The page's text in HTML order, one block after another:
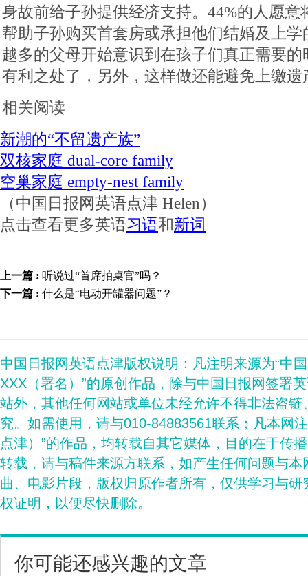
身故前给子孙提供经济支持。44%的人愿意
帮助子孙购买首套房或承担他们结婚及上
越多的父母开始意识到在孩子们真正需要
有利之处了，另外，这样做还能避免上缴遗
相关阅读
新潮的“不留遗产族”
双核家庭 dual-core family
空巢家庭 empty-nest family
（中国日报网英语点津 Helen）
点击查看更多英语习语和新词
上一篇 : 听说过“首席拍桌官”吗？
下一篇 : 什么是“电动开罐器问题”？
中国日报网英语点津版权说明：凡注明来源为“中
XXX（署名）”的原创作品，除与中国日报网签署
站外，其他任何网站或单位未经允许不得非法盗
究。如需使用，请与010-84883561联系；凡本网
点津）”的作品，均转载自其它媒体，目的在于传
转载，请与稿件来源方联系，如产生任何问题与
曲、电影片段，版权归原作者所有，仅供学习与
权证明，以便尽快删除。
你可能还感兴趣的文章